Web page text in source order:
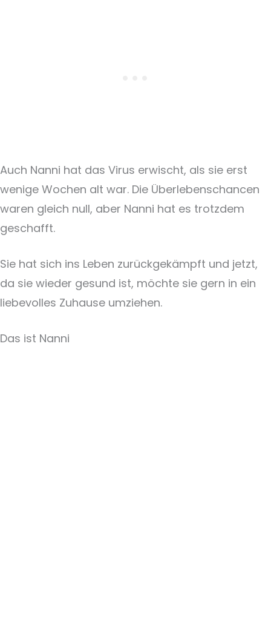
Auch Nanni hat das Virus erwischt, als sie erst
wenige Wochen alt war. Die Überlebenschancen
waren gleich null, aber Nanni hat es trotzdem
geschafft.
Sie hat sich ins Leben zurückgekämpft und jetzt,
da sie wieder gesund ist, möchte sie gern in ein
liebevolles Zuhause umziehen.
Das ist Nanni